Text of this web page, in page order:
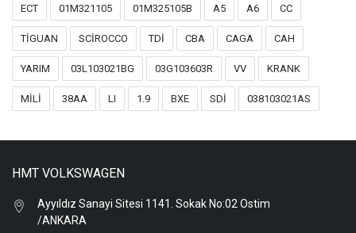
ECT 01M321105 01M325105B A5 A6 CC
TİGUAN SCİROCCO TDİ CBA CAGA CAH
YARIM 03L103021BG 03G103603R VV KRANK
MİLİ 38AA LI 1.9 BXE SDİ 038103021AS
HMT VOLKSWAGEN
Ayyıldız Sanayi Sitesi 1141. Sokak No:02 Ostim
/ANKARA